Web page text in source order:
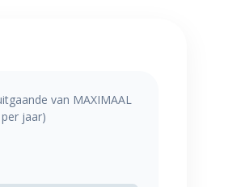
van MAXIMAAL
jaar)